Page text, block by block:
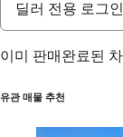
딜러 전용 로그인
이미 판매완료된
유관 매물 추천